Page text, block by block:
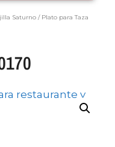
Saturno / Plato para Taza